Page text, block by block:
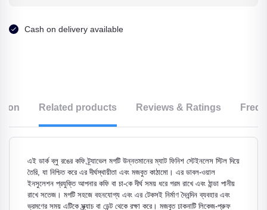
Cash on delivery available
Related products Reviews & Ratings
এই ডার্ক ব্লু রঙের কফি ট্র্যাভেল মগটি উন্নতমানের ম্যাট ফিনিশ স্টেইনলেস স্টিল দিয়ে
তৈরি, যা নিশ্চিত করে এর দীর্ঘস্থায়ীতা এবং মজবুত কাঠামো। এর ডাবল-ওয়াল
ইনসুলেশন প্রযুক্তি আপনার কফি বা চা-কে দীর্ঘ সময় ধরে গরম রাখে এবং ঠান্ডা পানীয়
রাখে সতেজ। মগটি সহজে বহনযোগ্য এবং এর টেকসই নির্মাণ দৈনন্দিন ব্যবহার এবং
ভ্রমণের সময় এটিকে স্ক্র্যাচ বা ডেন্ট থেকে রক্ষা করে। মজবুত ঢাকনাটি লিকেজ-প্রুফ